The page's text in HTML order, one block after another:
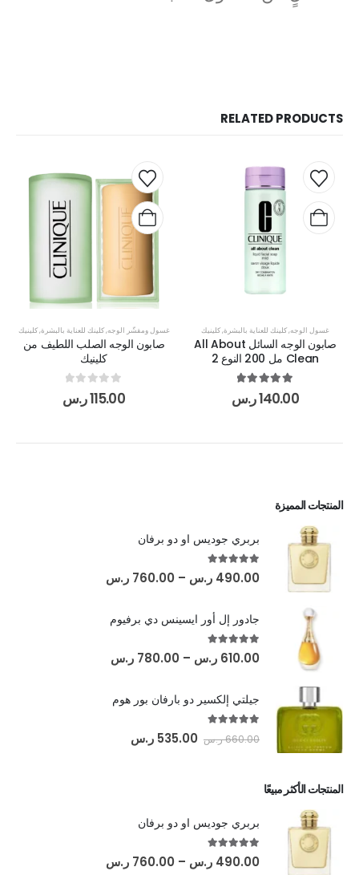
RELATED PRODUCTS
غسول الوجه,كلينك للعناية بالبشرة,كلينيك
صابون الوجه السائل All About
Clean مل 200 النوع 2
5.00
out of 5
140.00ر.س
غسول ومقشّر الوجه,كلينك للعناية بالبشرة,كلينيك
صابون الوجه الصلب اللطيف من
كلينيك
0
out of 5
115.00ر.س
المنتجات المميزة
بربري جوديس او دو برفان
5.00
out of 5
490.00 ر.س –
760.00 ر.س
جادور إل أور ايسينس دي برفيوم
5.00
out of 5
610.00 ر.س –
780.00 ر.س
جيلتي إلكسير دو بارفان بور هوم
660.00ر.س 535.00 ر.س
المنتجات الأكثر مبيعًا
بربري جوديس او دو برفان
5.00
out of 5
490.00 ر.س –
760.00 ر.س